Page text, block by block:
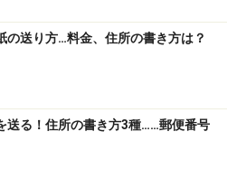
ったか話そう
洞。友達も見つけやすい？
ことと言えば、「なぜこの人
れたんだろう」ということ。
の送り方…料金、住所の書き方は？
送る！住所の書き方3種……郵便番号